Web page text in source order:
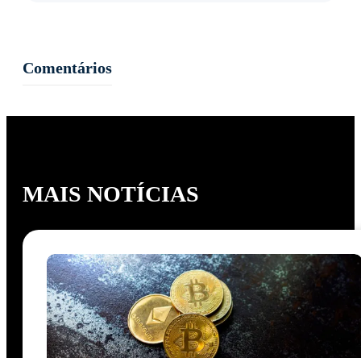
Comentários
MAIS NOTÍCIAS